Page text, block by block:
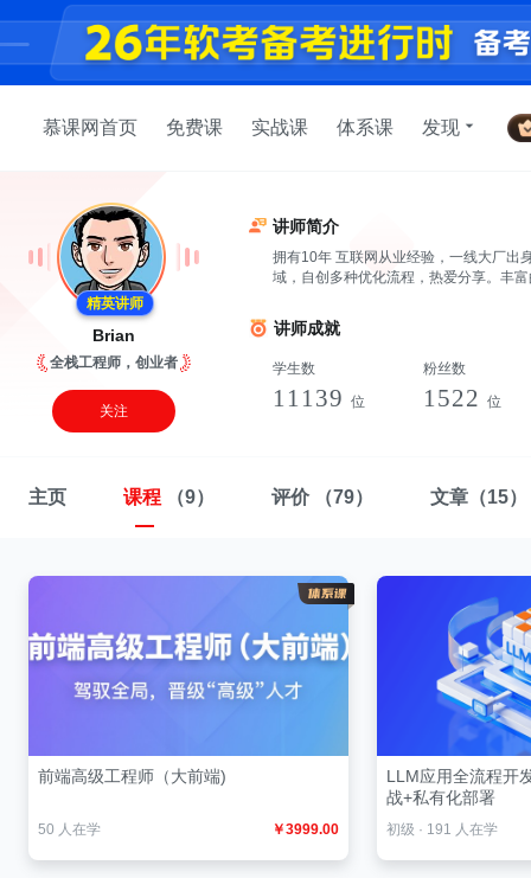
慕课网首页 免费课 实战课 体系课 发现
精英讲师
Brian
全栈工程师，创业者
关注
讲师简介
拥有10年 互联网从业经验，一线大厂出
域，自创多种优化流程，热爱分享。丰
讲师成就
学生数
11139 位
粉丝数
1522 位
主页 课程 （9） 评价 （79） 文章 （15）
前端高级工程师（大前端)
50 人在学 ￥3999.00
LLM应用全流程开
战+私有化部署
初级 · 191 人在学